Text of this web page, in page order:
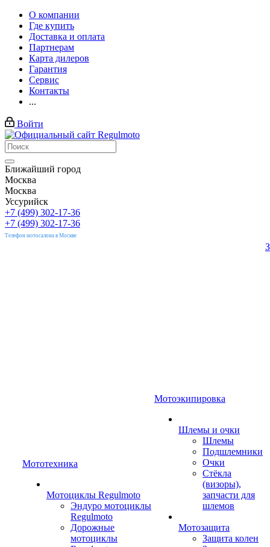
О компании
Где купить
Доставка и оплата
Партнерам
Карта дилеров
Гарантия
Сервис
Контакты
...
Войти
Ближайший город
Москва
Москва
Уссурийск
+7 (499) 302-17-36
+7 (499) 302-17-36
Телефон мотосалона в Москве
Мототехника
Мотоциклы Regulmoto
Эндуро мотоциклы
Regulmoto
Дорожные
мотоциклы
Мотоэкипировка
Шлемы и очки
Шлемы
Подшлемники
Очки
Стёкла
(визоры),
запчасти для
шлемов
Мотозащита
Защита колен